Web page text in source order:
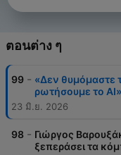
ตอนต่าง ๆ
99 - «Δεν θυμόμαστε
ρωτήσουμε το ΑΙ»
23 มิ.ย. 2026
98 - Γιώργος
ξεπεράσει τα